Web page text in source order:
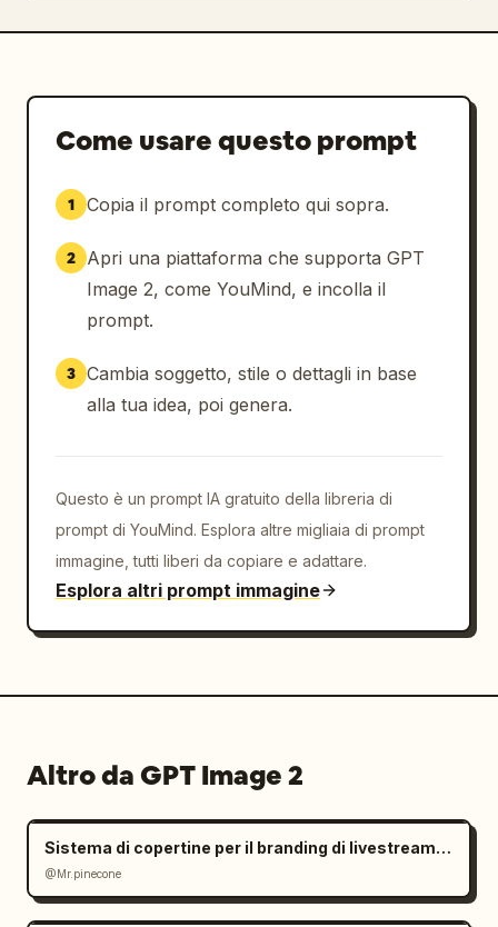
Come usare questo prompt
1 Copia il prompt completo qui sopra.
2
Apri una piattaforma che supporta GPT
Image 2, come YouMind, e incolla il
prompt.
3 Cambia soggetto, stile o dettagli in base
alla tua idea, poi genera.
Questo è un prompt IA gratuito della libreria di
prompt di YouMind. Esplora altre migliaia di prompt
immagine, tutti liberi da copiare e adattare.
Esplora altri prompt immagine
Altro da GPT Image 2
Sistema di copertine per il branding di livestream di pasticceria
@Mr.pinecone